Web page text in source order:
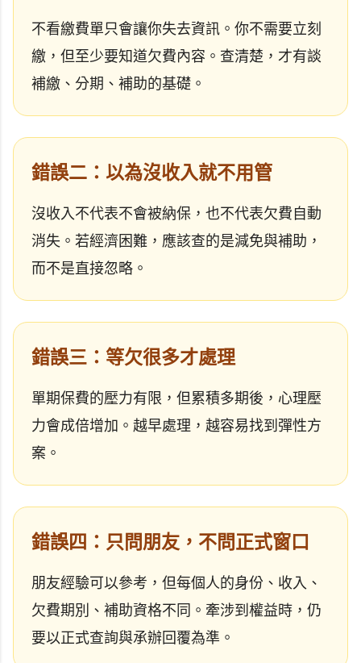
不看繳費單只會讓你失去資訊。你不需要立刻
繳，但至少要知道欠費內容。查清楚，才有談
補繳、分期、補助的基礎。
錯誤二：以為沒收入就不用管
沒收入不代表不會被納保，也不代表欠費自動
消失。若經濟困難，應該查的是減免與補助，
而不是直接忽略。
錯誤三：等欠很多才處理
單期保費的壓力有限，但累積多期後，心理壓
力會成倍增加。越早處理，越容易找到彈性方
案。
錯誤四：只問朋友，不問正式窗口
朋友經驗可以參考，但每個人的身份、收入、
欠費期別、補助資格不同。牽涉到權益時，仍
要以正式查詢與承辦回覆為準。